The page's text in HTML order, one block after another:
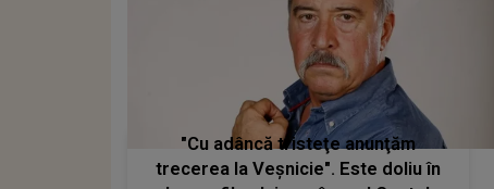
"Cu adâncă tristeţe anunţăm
trecerea la Veşnicie". Este doliu în